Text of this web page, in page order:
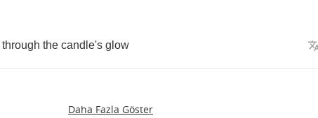
through the candle's glow
Daha Fazla Göster